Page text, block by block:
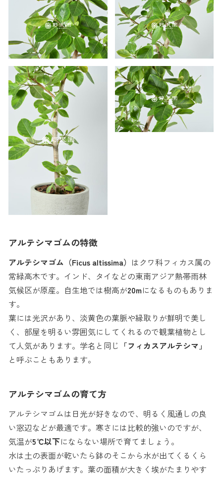
アルテシマゴムの特徴
アルテシマゴム（Ficus altissima） はクワ科フィカス属の
常緑高木です。インド、タイなどの東南アジア熱帯雨林
気候区が原産。自生地では樹高が20mになるものもありま
す。
葉には光沢があり、淡黄色の葉脈や縁取りが鮮明で美し
く、部屋を明るい雰囲気にしてくれるので観葉植物とし
て人気があります。学名と同じ 「フィカスアルテシマ」
と呼ぶこともあります。
アルテシマゴムの育て方
アルテシマゴムは日光が好きなので、明るく風通しの良
い窓辺などが最適です。寒さには比較的強いのですが、
気温が5℃以下にならない場所で育てましょう。
水は土の表面が乾いたら鉢のそこから水が出てくるくら
いたっぷりあげます。葉の面積が大きく埃がたまりやす